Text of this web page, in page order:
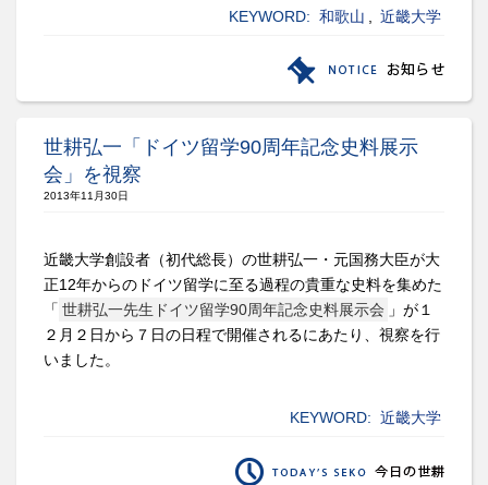
KEYWORD: 和歌山 近畿大学
世耕弘一「ドイツ留学90周年記念史料展示
会」を視察
2013年11月30日
近畿大学創設者（初代総長）の世耕弘一・元国務大臣が大
正12年からのドイツ留学に至る過程の貴重な史料を集めた
「 世耕弘一先生ドイツ留学90周年記念史料展示会 」が１
２月２日から７日の日程で開催されるにあたり、視察を行
いました。
KEYWORD: 近畿大学